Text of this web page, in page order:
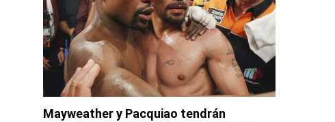
Mayweather y Pacquiao tendrán